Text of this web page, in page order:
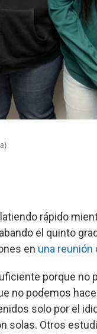
rápido
el quinto
en una reunión
porque no
no podemos
solo por el
solas. Otros